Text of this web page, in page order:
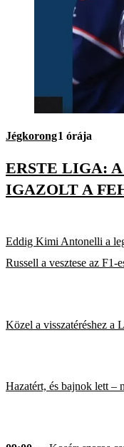
Jégkorong1 órája
ERSTE LIGA:
IGAZOLT A
Eddig Kimi Antonelli a
Russell a vesztese az F1-
Közel a visszatéréshez a
Hazatért, és bajnok lett –